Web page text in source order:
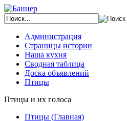
Администрация
Страницы истории
Наша кухня
Сводная таблица
Доска объявлений
Птицы
Птицы и их голоса
Птицы (Главная)